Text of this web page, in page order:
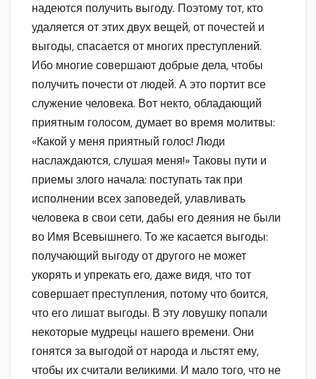
надеются получить выгоду. Поэтому тот, кто
удаляется от этих двух вещей, от почестей и
выгоды, спасается от многих преступлений.
Ибо многие совершают добрые дела, чтобы
получить почести от людей. А это портит все
служение человека. Вот некто, обладающий
приятным голосом, думает во время молитвы:
«Какой у меня приятный голос! Люди
наслаждаются, слушая меня!» Таковы пути и
приемы злого начала: поступать так при
исполнении всех заповедей, улавливать
человека в свои сети, дабы его деяния не были
во Имя Всевышнего. То же касается выгоды:
получающий выгоду от другого не может
укорять и упрекать его, даже видя, что тот
совершает преступления, потому что боится,
что его лишат выгоды. В эту ловушку попали
некоторые мудрецы нашего времени. Они
гонятся за выгодой от народа и льстят ему,
чтобы их считали великими. И мало того, что не